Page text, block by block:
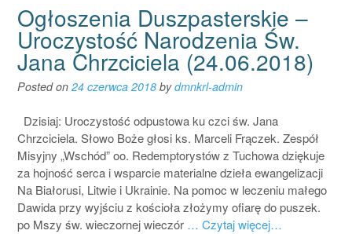
Ogłoszenia Duszpasterskie –
Uroczystość Narodzenia Św.
Jana Chrzciciela (24.06.2018)
Posted on 24 czerwca 2018 bydmnkrl-admin
Dzisiaj: Uroczystość odpustowa ku czci św. Jana
Chrzciciela. Słowo Boże głosi ks. Marceli Frączek. Zespół
Misyjny „Wschód” oo. Redemptorystów z Tuchowa dziękuje
za hojność serca i wsparcie materialne dzieła ewangelizacji
Na Białorusi, Litwie i Ukrainie. Na pomoc w leczeniu małego
Dawida przy wyjściu z kościoła złożymy ofiarę do puszek.
po Mszy św. wieczornej wieczór … Czytaj więcej…